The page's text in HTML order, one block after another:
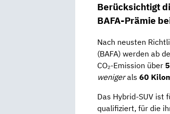
Berücksichtigt
BAFA-Prämie
Nach neusten
(BAFA) werden ab
CO₂-Emission über
wenigerals 60
Das Hybrid-SUV ist
qualifiziert, für die